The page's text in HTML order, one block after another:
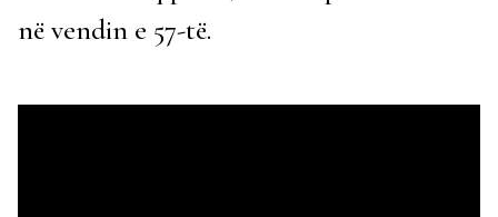
në vendin e 57-të.